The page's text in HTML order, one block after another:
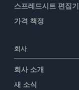
스프레드시트 편집기
가격 책정
회사
회사 소개
새 소식